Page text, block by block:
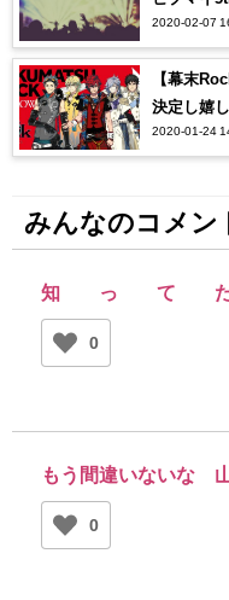
2020-02-07
【幕末
決定し嬉
2020-01-24
みんなのコメン
知 っ て
0
もう間違いないな
0